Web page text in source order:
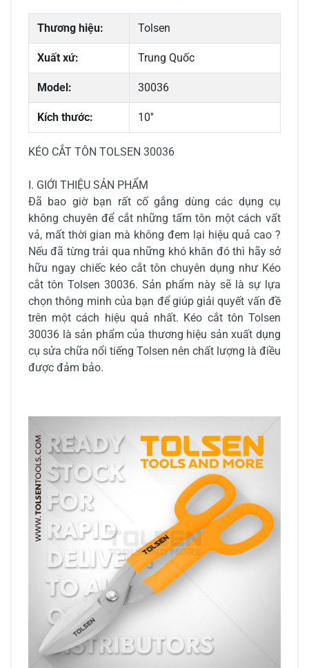
Thương hiệu: Tolsen
Xuất xứ: Trung Quốc
Model: 30036
Kích thước: 10''
KÉO CẮT TÔN TOLSEN 30036
I. GIỚI THIỆU SẢN PHẨM
Đã bao giờ bạn rất cố gắng dùng các dụng cụ
không chuyên để cắt những tấm tôn một cách vất
vả, mất thời gian mà không đem lại hiệu quả cao ?
Nếu đã từng trải qua những khó khăn đó thì hãy sở
hữu ngay chiếc kéo cắt tôn chuyên dụng như Kéo
cắt tôn Tolsen 30036. Sản phẩm này sẽ là sự lựa
chọn thông minh của bạn để giúp giải quyết vấn đề
trên một cách hiệu quả nhất. Kéo cắt tôn Tolsen
30036 là sản phẩm của thương hiệu sản xuất dụng
cụ sửa chữa nổi tiếng Tolsen nên chất lượng là điều
được đảm bảo.